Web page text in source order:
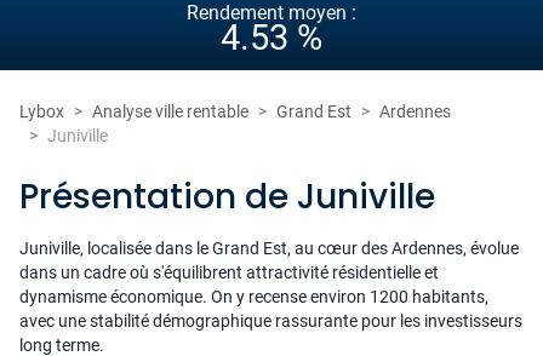
Rendement moyen :
4.53 %
Lybox Analyse ville rentable Grand Est
Ardennes
Juniville
Présentation de Juniville
Juniville, localisée dans le Grand Est, au cœur des Ardennes, évolue
dans un cadre où s'équilibrent attractivité résidentielle et
dynamisme économique. On y recense environ 1200 habitants,
avec une stabilité démographique rassurante pour les investisseurs
long terme.